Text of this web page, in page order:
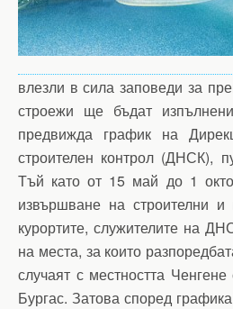
влезли в сила заповеди за
строежи ще бъдат
предвижда график на
строителен контрол (ДНСК),
Тъй като от 15 май до 1
извършване на строителни
курортите, служителите на
на места, за които
случаят с местността
Бургас. Затова според